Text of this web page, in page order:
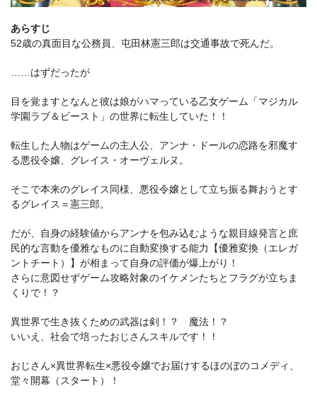
あらすじ
52歳の真面目な公務員、屯田林憲三郎は交通事故で死んだ。
……はずだったが
目を覚ますとなんと彼は娘がハマっている乙女ゲーム「マジカル
学園ラブ＆ビースト」の世界に転生していた！！
転生した人物はゲームの主人公、アンナ・ドールの恋路を邪魔す
る悪役令嬢、グレイス・オーヴェルヌ。
そこで本来のグレイス同様、悪役令嬢として立ち振る舞おうとす
るグレイス＝憲三郎。
だが、自身の経験値からアンナを包み込むような親目線発言と庶
民的な言動を優雅なものに自動変換する能力【優雅変換（エレガ
ントチート）】が相まって自身の評価が爆上がり！
さらに意図せずゲーム攻略対象のイケメンたちとフラグが立ちま
くりで！？
異世界で生き抜くための武器は剣！？ 魔法！？
いいえ、社会で培ったおじさんスキルです！！
おじさん×異世界転生×悪役令嬢でお届けするほのぼのコメディ、
堂々開幕（スタート）！